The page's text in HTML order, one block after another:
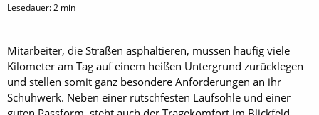
Lesedauer:2 min
Mitarbeiter, die Straßen asphaltieren, müssen häufig viele
Kilometer am Tag auf einem heißen Untergrund zurücklegen
und stellen somit ganz besondere Anforderungen an ihr
Schuhwerk. Neben einer rutschfesten Laufsohle und einer